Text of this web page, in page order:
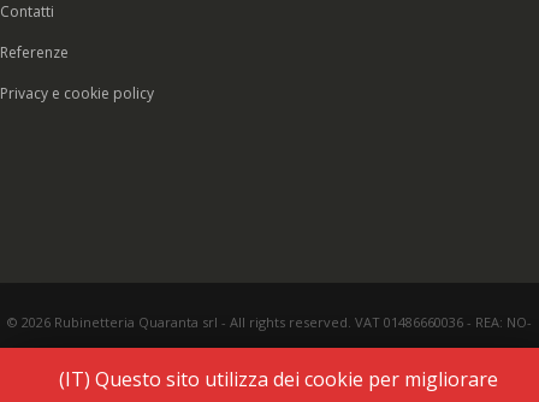
Contatti
Referenze
Privacy e cookie policy
© 2026 Rubinetteria Quaranta srl - All rights reserved. VAT 01486660036 - REA: NO-
(IT) Questo sito utilizza dei cookie per migliorare